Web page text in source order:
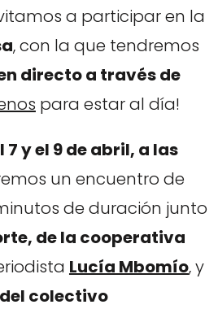
a participar en la
, con la que tendremos
directo a través de
para estar al día!
7 y el 9 de abril, a las
un encuentro de
de duración junto
de la cooperativa
Lucía Mbomío, y
colectivo